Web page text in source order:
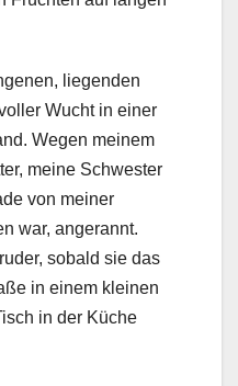
liegenden
Wucht in einer
Wegen meinem
meine Schwester
von meiner
war, angerannt.
sobald sie das
in einem kleinen
in der Küche